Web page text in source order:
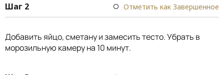
Шаг 2 Отметить как Завершенное
Добавить яйцо, сметану и замесить тесто. Убрать в
морозильную камеру на 10 минут.